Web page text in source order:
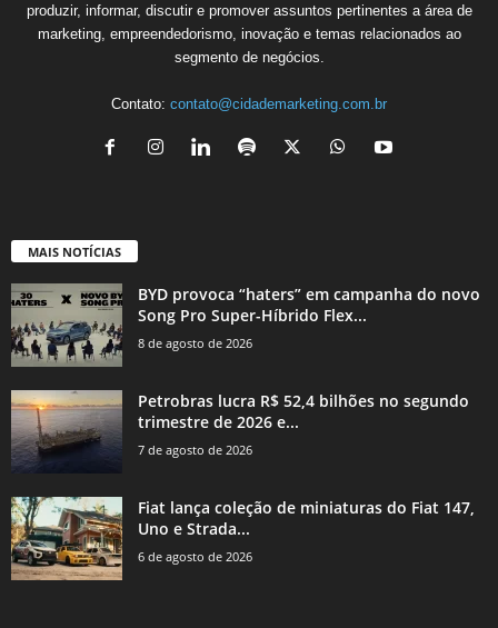
produzir, informar, discutir e promover assuntos pertinentes a área de
marketing, empreendedorismo, inovação e temas relacionados ao
segmento de negócios.
Contato: contato@cidademarketing.com.br
MAIS NOTÍCIAS
BYD provoca “haters” em campanha do novo
Song Pro Super-Híbrido Flex...
8 de agosto de 2026
Petrobras lucra R$ 52,4 bilhões no segundo
trimestre de 2026 e...
7 de agosto de 2026
Fiat lança coleção de miniaturas do Fiat 147,
Uno e Strada...
6 de agosto de 2026